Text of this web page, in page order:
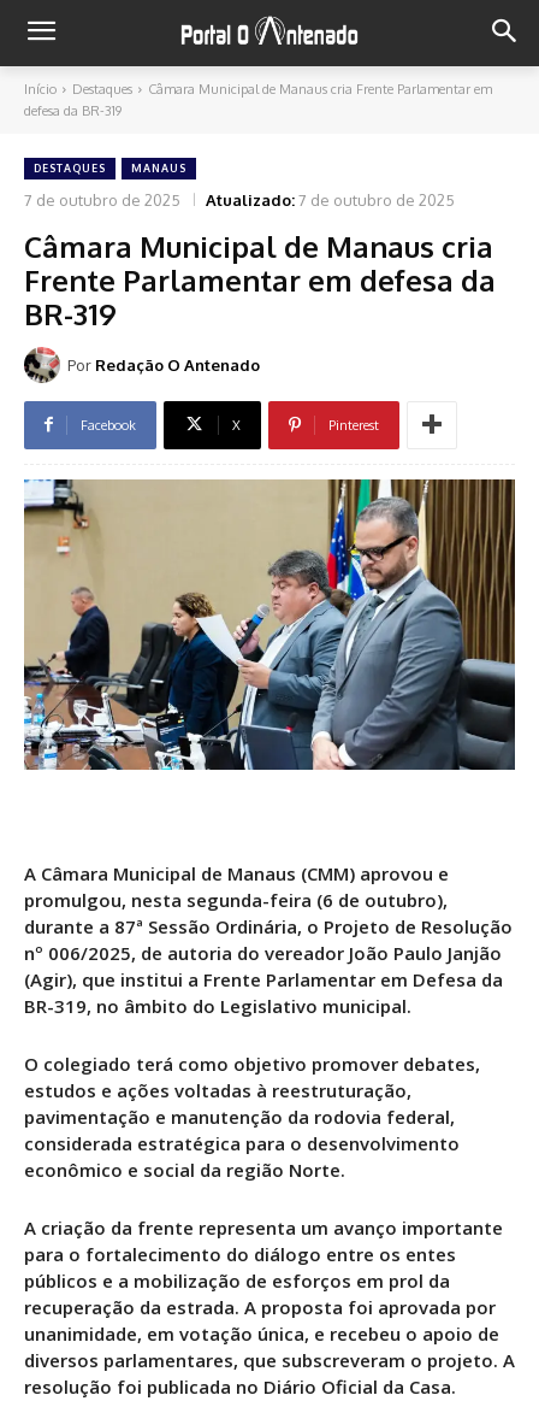
Início Destaques
Câmara Municipal de Manaus cria Frente Parlamentar em
defesa da BR-319
DESTAQUES MANAUS
7 de outubro de 2025 Atualizado:7 de outubro de 2025
Câmara Municipal de Manaus cria
Frente Parlamentar em defesa da
BR-319
Por Redação O Antenado
Facebook X Pinterest
A Câmara Municipal de Manaus (CMM) aprovou e
promulgou, nesta segunda-feira (6 de outubro),
durante a 87ª Sessão Ordinária, o Projeto de Resolução
nº 006/2025, de autoria do vereador João Paulo Janjão
(Agir), que institui a Frente Parlamentar em Defesa da
BR-319, no âmbito do Legislativo municipal.
O colegiado terá como objetivo promover debates,
estudos e ações voltadas à reestruturação,
pavimentação e manutenção da rodovia federal,
considerada estratégica para o desenvolvimento
econômico e social da região Norte.
A criação da frente representa um avanço importante
para o fortalecimento do diálogo entre os entes
públicos e a mobilização de esforços em prol da
recuperação da estrada. A proposta foi aprovada por
unanimidade, em votação única, e recebeu o apoio de
diversos parlamentares, que subscreveram o projeto. A
resolução foi publicada no Diário Oficial da Casa.